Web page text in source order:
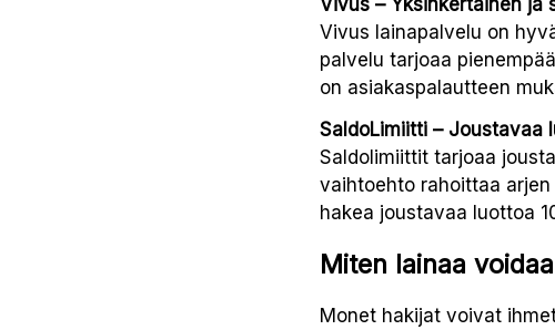
Vivus – Yksinkertainen ja
Vivus lainapalvelu on
palvelu tarjoaa
on asiakaspalautteen
SaldoLimiitti – Joustavaa
Saldolimiittit tarjoaa
vaihtoehto rahoittaa
hakea joustavaa luottoa
Miten lainaa
Monet hakijat voivat